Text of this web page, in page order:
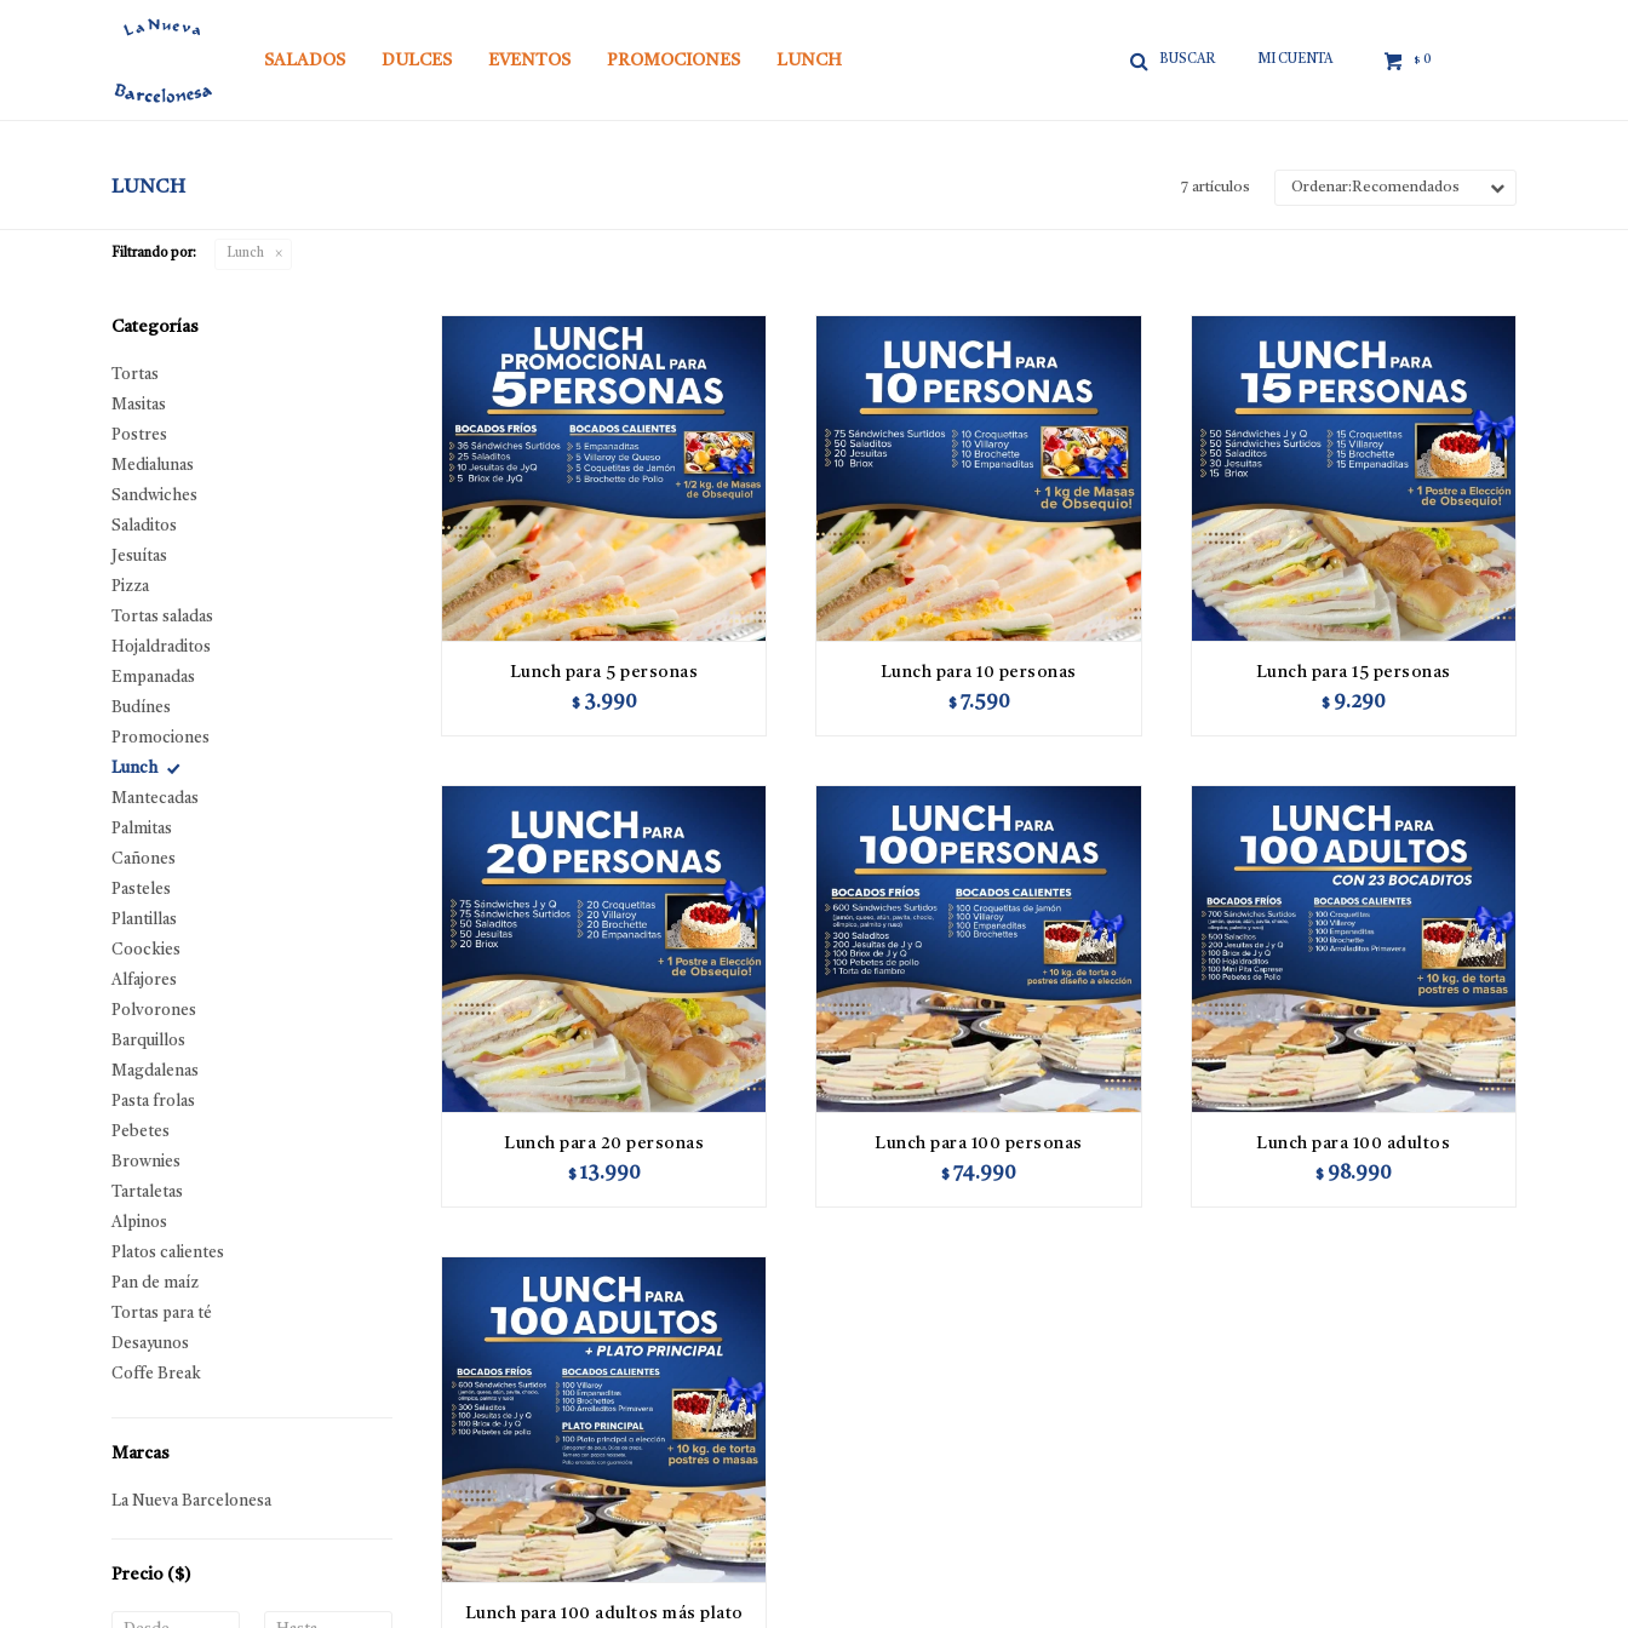
SALADOS DULCES EVENTOS PROMOCIONES LUNCH $ 0
LUNCH 7 artículos Recomendados
Filtrando por: Lunch
Lunch para 5 personas
$ 3.990
Lunch para 10 personas
$ 7.590
Lunch para 15 personas
$ 9.290
Lunch para 20 personas
$ 13.990
Lunch para 100 personas
$ 74.990
Lunch para 100 adultos
$ 98.990
Lunch para 100 adultos más plato
Categorías
Tortas
Masitas
Postres
Medialunas
Sandwiches
Saladitos
Jesuítas
Pizza
Tortas saladas
Hojaldraditos
Empanadas
Budínes
Promociones
Lunch
Mantecadas
Palmitas
Cañones
Pasteles
Plantillas
Coockies
Alfajores
Polvorones
Barquillos
Magdalenas
Pasta frolas
Pebetes
Brownies
Tartaletas
Alpinos
Platos calientes
Pan de maíz
Tortas para té
Desayunos
Coffe Break
Marcas
La Nueva Barcelonesa
Precio ($)